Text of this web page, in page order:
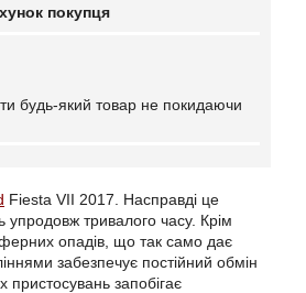
покупця
будь-який товар не покидаючи
Fiesta VII 2017. Насправді це
упродовж тривалого часу. Крім
опадів, що так само дає
забезпечує постійний обмін
пристосувань запобігає